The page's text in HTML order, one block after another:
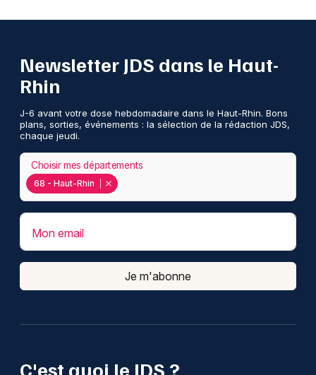
C'est quoi le JDS ?
Newsletter JDS dans le Haut-
Rhin
J-6 avant votre dose hebdomadaire dans le Haut-Rhin. Bons
plans, sorties, événements : la sélection de la rédaction JDS,
chaque jeudi.
68 - Haut-Rhin
Choisir mes départements
Mon email
Je m'abonne